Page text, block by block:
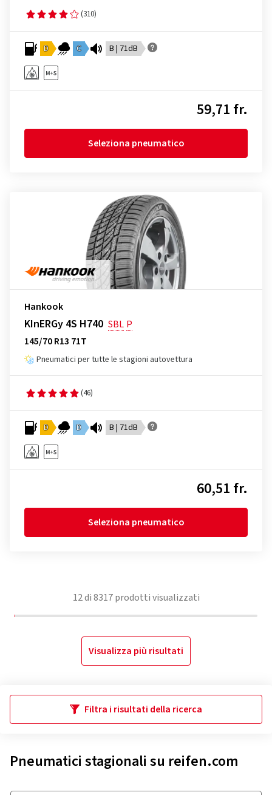
(310)
D C B | 71dB
59,71 fr.
Seleziona pneumatico
Hankook
KInERGy 4S H740 SBL P
145/70 R13 71T
Pneumatici per tutte le stagioni autovettura
(46)
D D B | 71dB
60,51 fr.
Seleziona pneumatico
12di8317prodotti visualizzati
Visualizza più risultati
Filtra i risultati della ricerca
Pneumatici stagionali su reifen.com